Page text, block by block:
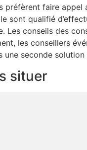
préfèrent faire appel
sont qualifié
Les conseils des
les conseillers
une seconde solution
situer